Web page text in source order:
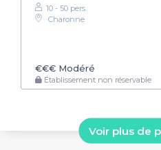
10 - 50 pers.
Charonne
€€€ Modéré
Établissement non réservable
Voir plus de